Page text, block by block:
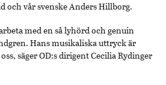
och vår svenske Anders Hillborg.
med en så lyhörd och genuin
Hans musikaliska uttryck är
säger OD:s dirigent Cecilia Rydinger